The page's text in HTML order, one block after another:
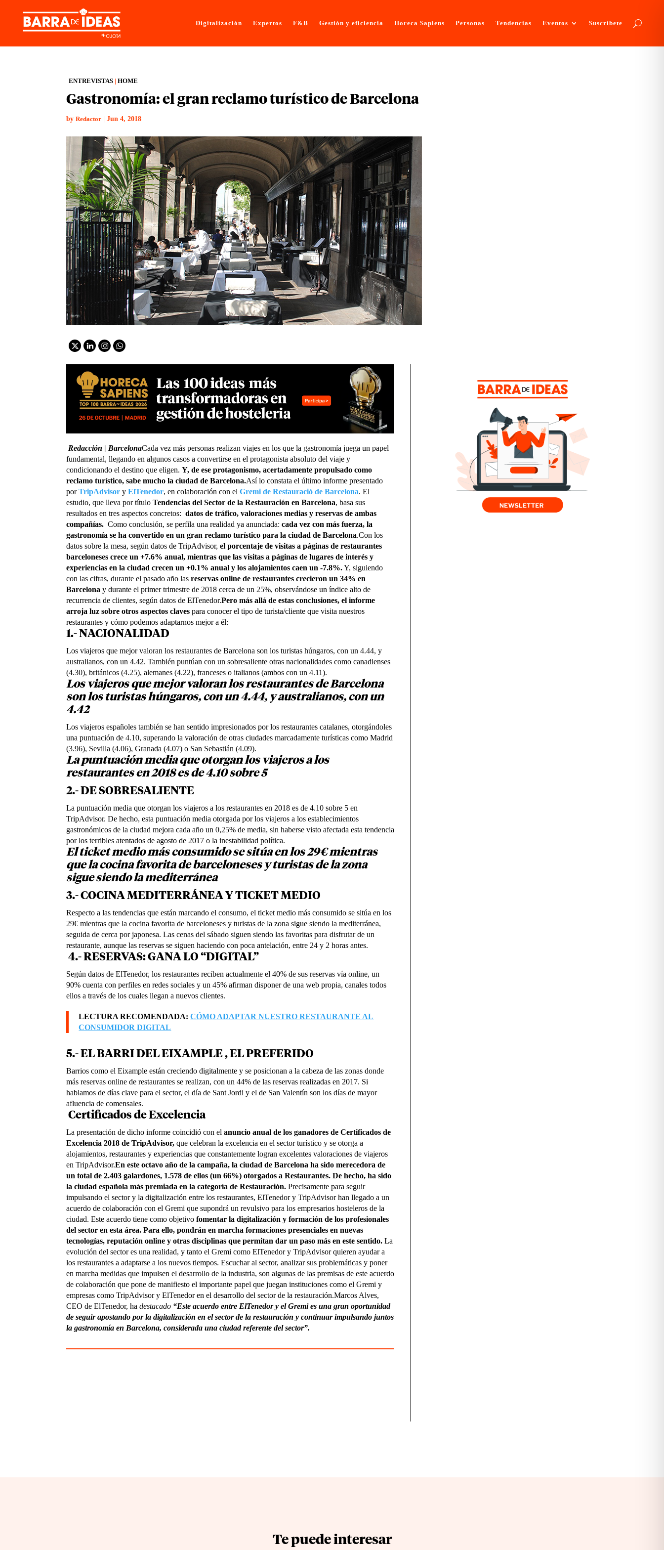
Digitalización Expertos F&B Gestión y eficiencia Horeca Sapiens Personas Tendencias Eventos Suscríbete
ENTREVISTAS |HOME
Gastronomía: el gran reclamo turístico de Barcelona
byRedactor |Jun 4, 2018
Redacción | BarcelonaCada vez más personas realizan viajes en los que la gastronomía juega un papel
fundamental, llegando en algunos casos a convertirse en el protagonista absoluto del viaje y
condicionando el destino que eligen.Y, de ese protagonismo, acertadamente propulsado como
reclamo turístico, sabe mucho la ciudad de Barcelona.Así lo constata el último informe presentado
porTripAdvisor yElTenedor, en colaboración con elGremi de Restauració de Barcelona. El
estudio, que lleva por título Tendencias del Sector de la Restauración en Barcelona, basa sus
resultados en tres aspectos concretos:datos de tráfico, valoraciones medias y reservas de ambas
compañías.Como conclusión, se perfila una realidad ya anunciada:cada vez con más fuerza, la
gastronomía se ha convertido en un gran reclamo turístico para la ciudad de Barcelona.Con los
datos sobre la mesa, según datos de TripAdvisor,el porcentaje de visitas a páginas de restaurantes
barceloneses crece un +7.6% anual, mientras que las visitas a páginas de lugares de interés y
experiencias en la ciudad crecen un +0.1% anual y los alojamientos caen un -7.8%.Y, siguiendo
con las cifras, durante el pasado año lasreservas online de restaurantes crecieron un 34% en
Barcelona y durante el primer trimestre de 2018 cerca de un 25%, observándose un índice alto de
recurrencia de clientes, según datos de ElTenedor.Pero más allá de estas conclusiones, el informe
arroja luz sobre otros aspectos claves para conocer el tipo de turista/cliente que visita nuestros
restaurantes y cómo podemos adaptarnos mejor a él:
1.- NACIONALIDAD
Los viajeros que mejor valoran los restaurantes de Barcelona son los turistas húngaros, con un 4.44, y
australianos, con un 4.42. También puntúan con un sobresaliente otras nacionalidades como canadienses
(4.30), británicos (4.25), alemanes (4.22), franceses o italianos (ambos con un 4.11).
Los viajeros que mejor valoran los restaurantes de Barcelona
son los turistas húngaros, con un 4.44, y australianos, con un
4.42
Los viajeros españoles también se han sentido impresionados por los restaurantes catalanes, otorgándoles
una puntuación de 4.10, superando la valoración de otras ciudades marcadamente turísticas como Madrid
(3.96), Sevilla (4.06), Granada (4.07) o San Sebastián (4.09).
La puntuación media que otorgan los viajeros a los
restaurantes en 2018 es de 4.10 sobre 5
2.- DE SOBRESALIENTE
La puntuación media que otorgan los viajeros a los restaurantes en 2018 es de 4.10 sobre 5 en
TripAdvisor. De hecho, esta puntuación media otorgada por los viajeros a los establecimientos
gastronómicos de la ciudad mejora cada año un 0,25% de media, sin haberse visto afectada esta tendencia
por los terribles atentados de agosto de 2017 o la inestabilidad política.
El ticket medio más consumido se sitúa en los 29€ mientras
que la cocina favorita de barceloneses y turistas de la zona
sigue siendo la mediterránea
3.- COCINA MEDITERRÁNEA Y TICKET MEDIO
Respecto a las tendencias que están marcando el consumo, el ticket medio más consumido se sitúa en los
29€ mientras que la cocina favorita de barceloneses y turistas de la zona sigue siendo la mediterránea,
seguida de cerca por japonesa. Las cenas del sábado siguen siendo las favoritas para disfrutar de un
restaurante, aunque las reservas se siguen haciendo con poca antelación, entre 24 y 2 horas antes.
4.- RESERVAS: GANA LO “DIGITAL”
Según datos de ElTenedor, los restaurantes reciben actualmente el 40% de sus reservas vía online, un
90% cuenta con perfiles en redes sociales y un 45% afirman disponer de una web propia, canales todos
ellos a través de los cuales llegan a nuevos clientes.
LECTURA RECOMENDADA:CÓMO ADAPTAR NUESTRO RESTAURANTE AL
CONSUMIDOR DIGITAL
5.- EL BARRI DEL EIXAMPLE , EL PREFERIDO
Barrios como el Eixample están creciendo digitalmente y se posicionan a la cabeza de las zonas donde
más reservas online de restaurantes se realizan, con un 44% de las reservas realizadas en 2017. Si
hablamos de días clave para el sector, el día de Sant Jordi y el de San Valentín son los días de mayor
afluencia de comensales.
Certificados de Excelencia
La presentación de dicho informe coincidió con elanuncio anual de los ganadores de Certificados de
Excelencia 2018 de TripAdvisor, que celebran la excelencia en el sector turístico y se otorga a
alojamientos, restaurantes y experiencias que constantemente logran excelentes valoraciones de viajeros
en TripAdvisor.En este octavo año de la campaña, la ciudad de Barcelona ha sido merecedora de
un total de 2.403 galardones, 1.578 de ellos (un 66%) otorgados a Restaurantes. De hecho, ha sido
la ciudad española más premiada en la categoría de Restauración.Precisamente para seguir
impulsando el sector y la digitalización entre los restaurantes, ElTenedor y TripAdvisor han llegado a un
acuerdo de colaboración con el Gremi que supondrá un revulsivo para los empresarios hosteleros de la
ciudad. Este acuerdo tiene como objetivofomentar la digitalización y formación de los profesionales
del sector en esta área. Para ello, pondrán en marcha formaciones presenciales en nuevas
tecnologías, reputación online y otras disciplinas que permitan dar un paso más en este sentido. La
evolución del sector es una realidad, y tanto el Gremi como ElTenedor y TripAdvisor quieren ayudar a
los restaurantes a adaptarse a los nuevos tiempos. Escuchar al sector, analizar sus problemáticas y poner
en marcha medidas que impulsen el desarrollo de la industria, son algunas de las premisas de este acuerdo
de colaboración que pone de manifiesto el importante papel que juegan instituciones como el Gremi y
empresas como TripAdvisor y ElTenedor en el desarrollo del sector de la restauración.Marcos Alves,
CEO de ElTenedor, hadestacado “Este acuerdo entre ElTenedor y el Gremi es una gran oportunidad
de seguir apostando por la digitalización en el sector de la restauración y continuar impulsando juntos
la gastronomía en Barcelona, considerada una ciudad referente del sector”.
Te puede interesar